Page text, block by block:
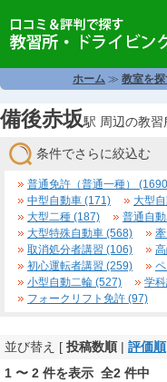
ホーム ≫ 教室を
備後赤坂駅 周辺の教
条件でさらに絞込む
普通免許（普通一種）
中型自動車 (171)
大型
大型二種 (187)
普通自
大型特殊自動車 (568)
取消処分者講習 (106)
初心運転者講習 (259)
小型自動二輪 (527)
学
フォークリフト免許 (97)
並び替え [ 投稿数順| 評価順
1 〜 2 件を表示 全2 件中